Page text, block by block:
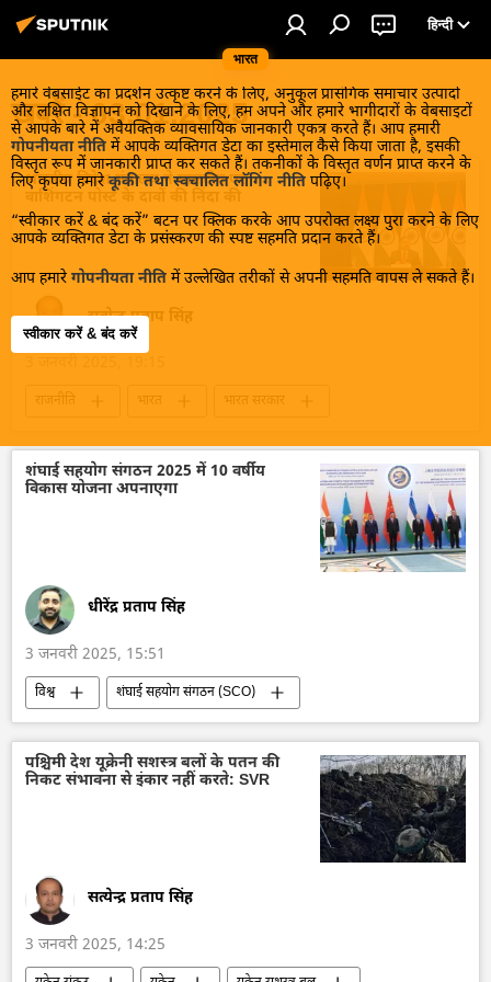
भारत
हिन्दी
हमारे वेबसाईट का प्रदर्शन उत्कृष्ट करने के लिए, अनुकूल प्रासंगिक समाचार उत्पादों
और लक्षित विज्ञापन को दिखाने के लिए, हम अपने और हमारे भागीदारों के वेबसाइटों
से आपके बारे में अवैयक्तिक व्यावसायिक जानकारी एकत्र करते हैं। आप हमारी
गोपनीयता नीति में आपके व्यक्तिगत डेटा का इस्तेमाल कैसे किया जाता है, इसकी
विस्तृत रूप में जानकारी प्राप्त कर सकते हैं। तकनीकों के विस्तृत वर्णन प्राप्त करने के
लिए कृपया हमारे कूकी तथा स्वचालित लॉगिंग नीति पढ़िए।
“स्वीकार करें & बंद करें” बटन पर क्लिक करके आप उपरोक्त लक्ष्य पुरा करने के लिए
आपके व्यक्तिगत डेटा के प्रसंस्करण की स्पष्ट सहमति प्रदान करते हैं।
आप हमारे गोपनीयता नीति में उल्लेखित तरीकों से अपनी सहमति वापस ले सकते हैं।
स्वीकार करें & बंद करें
खबरें - 03.01.2025
भारतीय विदेश मंत्रालय ने मालदीव पर
वाशिंगटन पोस्ट के दावों की निंदा की
सत्येन्द्र प्रताप सिंह
राजनीति भारत
भारत सरकार
भारत का विदेश मंत्रालय (MEA)
मालदीव
मालदीव के राष्ट्रपति मोहम्मद मुइज्जू
द्विपक्षीय व्यापार
शंघाई सहयोग संगठन 2025 में 10 वर्षीय
विकास योजना अपनाएगा
धीरेंद्र प्रताप सिंह
3 जनवरी 2025, 15:51
विश्व
शंघाई सहयोग संगठन (SCO)
रूस का विकास
रूस
मास्को
द्वितीय विश्व युद्ध
पश्चिमी देश यूक्रेनी सशस्त्र बलों के पतन की
निकट संभावना से इंकार नहीं करते: SVR
सत्येन्द्र प्रताप सिंह
3 जनवरी 2025, 14:25